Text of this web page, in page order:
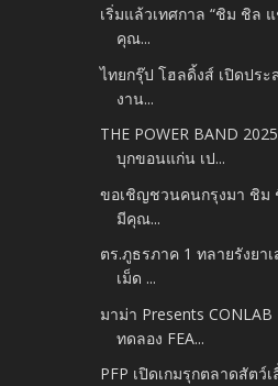
เริ่มแล้วเทศกาล “ชิม ชิล
คุณ...
ไทยกรุ๊ป โฮลดิ้งส์ เปิดปร
งาน...
THE POWER BAND
บุกขอนแก่น เป...
ขอเชิญชวนคนกรุงมา ชิม
มีคุณ...
ตร.ภูธรภาค 1 ทลายรังยา
เม็ด ...
มาม่า Presents CONLAB
ทดลอง FEA...
PFP เปิดเกมรุกตลาดสัตว์เ